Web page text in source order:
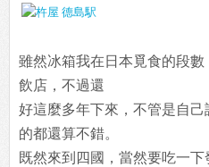
雖然冰箱我在日本覓食的段
飲店，不過還
好這麼多年下來，不管是自
的都還算不錯。
既然來到四國，當然要吃一